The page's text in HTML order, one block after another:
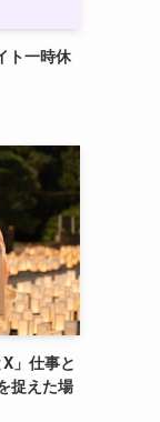
ト一時休
」仕事と
捉えた場